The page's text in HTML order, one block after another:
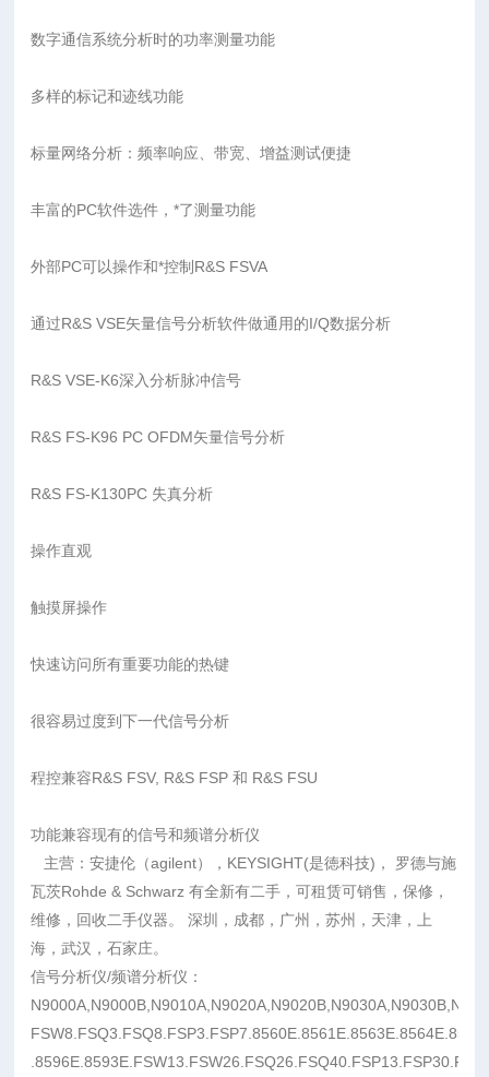
数字通信系统分析时的功率测量功能
多样的标记和迹线功能
标量网络分析：频率响应、带宽、增益测试便捷
丰富的PC软件选件，*了测量功能
外部PC可以操作和*控制R&S FSVA
通过R&S VSE矢量信号分析软件做通用的I/Q数据分析
R&S VSE-K6深入分析脉冲信号
R&S FS-K96 PC OFDM矢量信号分析
R&S FS-K130PC 失真分析
操作直观
触摸屏操作
快速访问所有重要功能的热键
很容易过度到下一代信号分析
程控兼容R&S FSV, R&S FSP 和 R&S FSU
功能兼容现有的信号和频谱分析仪
主营：安捷伦（agilent），KEYSIGHT(是徳科技)， 罗德与施
瓦茨Rohde & Schwarz 有全新有二手，可租赁可销售，保修，
维修，回收二手仪器。 深圳，成都，广州，苏州，天津，上
海，武汉，石家庄。
信号分析仪/频谱分析仪：